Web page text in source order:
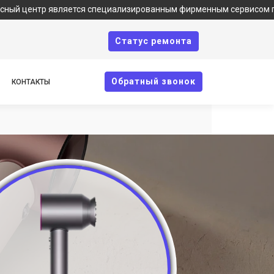
является специализированным фирменным сервисом по
Cтатус ремонта
КОНТАКТЫ Oбратный звонок